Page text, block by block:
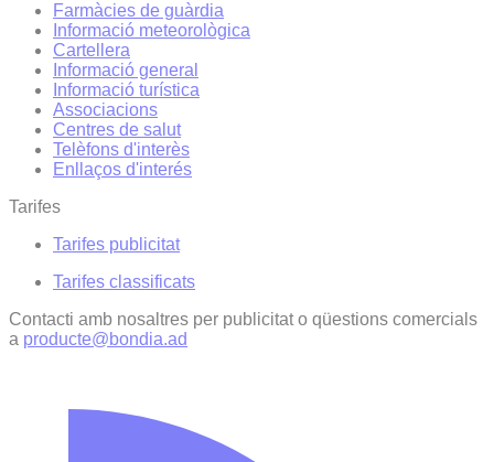
Farmàcies de guàrdia
Informació meteorològica
Cartellera
Informació general
Informació turística
Associacions
Centres de salut
Telèfons d'interès
Enllaços d'interés
Tarifes
Tarifes publicitat
Tarifes classificats
Contacti amb nosaltres per publicitat o qüestions comercials
a producte@bondia.ad